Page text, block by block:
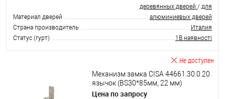
Материал дверей
деревянных дверей / для
алюминиевых дверей
Страна производитель
Италия
Статус (гурт)
1В наявності
Не доступен
Механизм замка CISA 44661.30.0.20
язычок (BS30*85мм, 22 мм)
нержавеющая сталь
Цена по запросу